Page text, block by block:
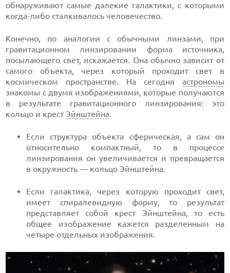
обнаруживают самые далекие галактики, с которыми
когда-либо сталкивалось человечество.
Конечно, по аналогии с обычными линзами, при
гравитационном линзировании форма источника,
посылающего свет, искажается. Она обычно зависит от
самого объекта, через который проходит свет в
космическом пространстве. На сегодня астрономы
знакомы с двумя изображениями, которые получаются
в результате гравитационного линзирования: это
кольцо и крестЭйнштейна.
Если структура объекта сферическая, а сам он
относительно компактный, то в процессе
линзирования он увеличивается и превращается
в окружность — кольцо Эйнштейна.
Если галактика, через которую проходит свет,
имеет спиралевидную форму, то результат
представляет собой крест Эйнштейна, то есть
общее изображение кажется разделенным на
четыре отдельных изображения.